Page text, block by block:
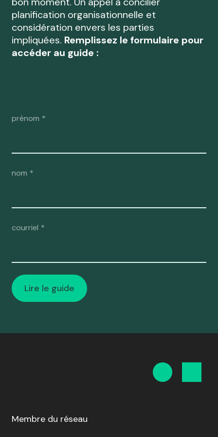
planification organisationnelle et
considération envers les parties
impliquées. Remplissez le formulaire pour
accéder au guide :
prénom *
nom *
courriel *
Membre du réseau